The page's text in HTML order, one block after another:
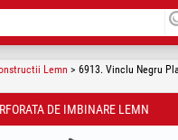
Lemn > 6913. Vinclu Negru
DE IMBINARE LEMN